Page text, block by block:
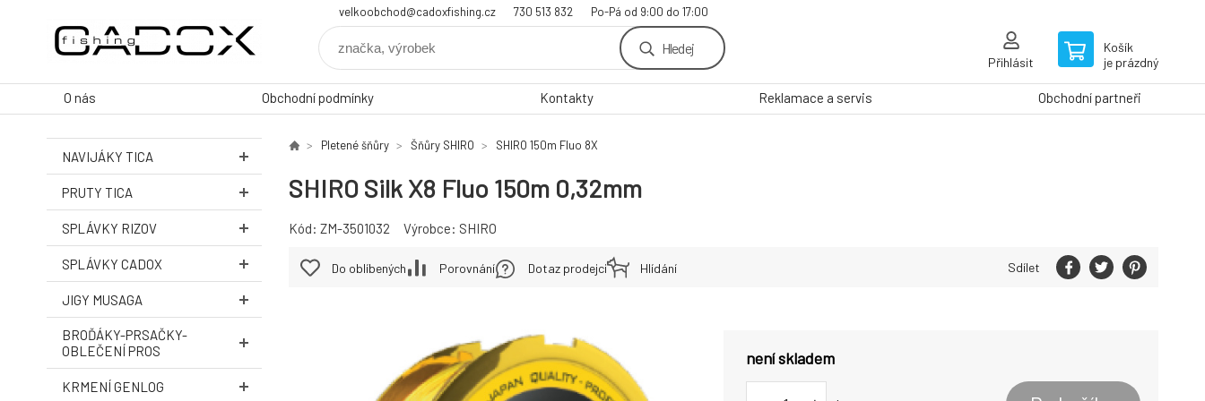
velkoobchod@cadoxfishing.cz 730 513 832 Po-Pá od 9:00 do 17:00
Hledej
Přihlásit
Košík
je prázdný
O nás Obchodní podmínky Kontakty Reklamace a servis Obchodní partneři
NAVIJÁKY TICA
PRUTY TICA
SPLÁVKY RIZOV
SPLÁVKY CADOX
JIGY MUSAGA
BROĎÁKY-PRSAČKY-
OBLEČENÍ PROS
KRMENÍ GENLOG
Pletené šňůry Šňůry SHIRO SHIRO 150m Fluo 8X
SHIRO Silk X8 Fluo 150m 0,32mm
není skladem
Kód: ZM-3501032 Výrobce: SHIRO
Do oblíbených Porovnání Dotaz prodejci Hlídání Sdílet